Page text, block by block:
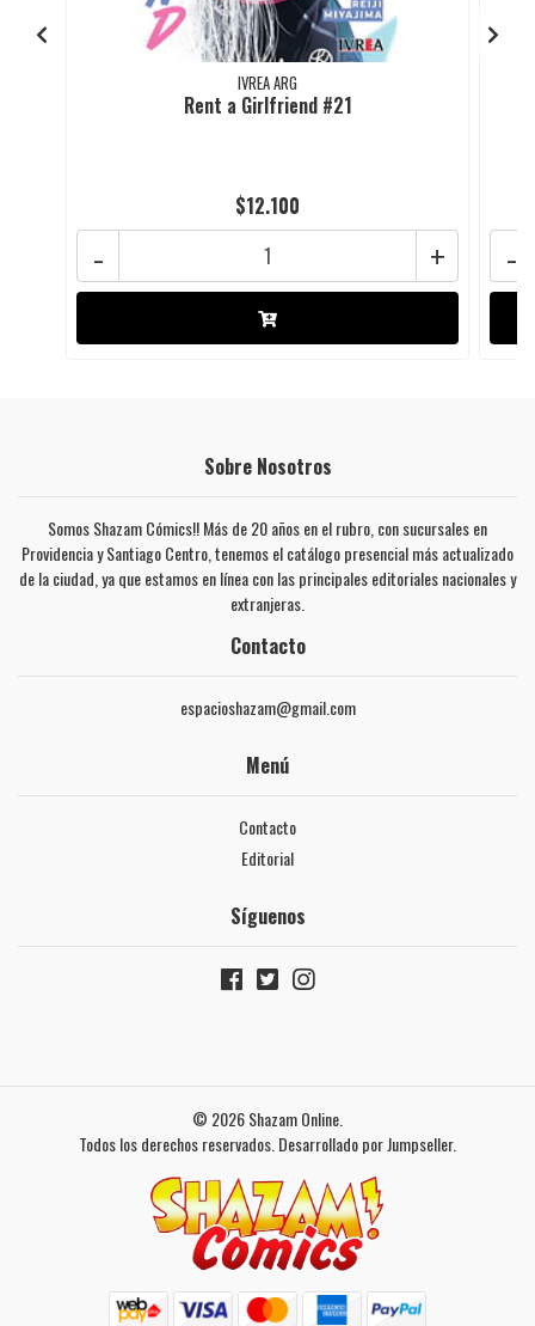
IVREA ARG
Rent a Girlfriend #21
$12.100
+
- -
Sobre Nosotros
Somos Shazam Cómics!! Más de 20 años en el rubro, con sucursales en
Providencia y Santiago Centro, tenemos el catálogo presencial más actualizado
de la ciudad, ya que estamos en línea con las principales editoriales nacionales y
extranjeras.
Contacto
espacioshazam@gmail.com
Menú
Contacto
Editorial
Síguenos
© 2026 Shazam Online.
Todos los derechos reservados.Desarrollado por Jumpseller.